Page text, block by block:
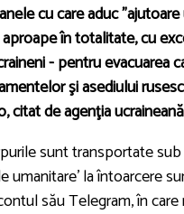
cu care aduc
în totalitate, cu
- pentru evacuarea
şi asediului
citat de agenţia
sunt transportate
umanitare' la întoarcere
său Telegram, în